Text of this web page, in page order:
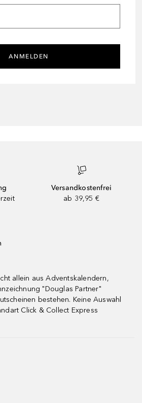
ANMELDEN
Versandkostenfrei
ab 39,95 €
allein aus Adventskalendern,
"Douglas Partner"
bestehen. Keine Auswahl
Click & Collect Express